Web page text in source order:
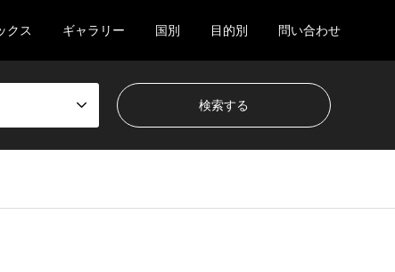
クス ギャラリー 国別 目的別 問い合わせ